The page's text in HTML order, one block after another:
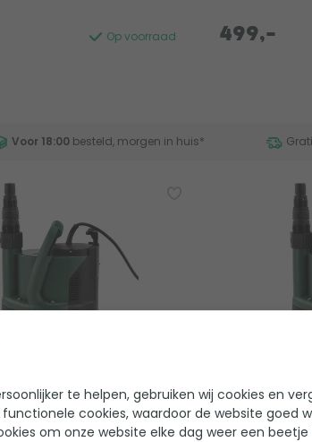
Op voorraad 499,-
Voor 18:00 besteld, morgen in huis*
DAB Verty
vlotter)
0
te helpen, gebruiken wij cookies en
cookies, waardoor de website goed
om onze website elke dag weer een